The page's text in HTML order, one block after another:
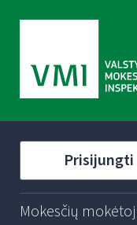
Prisijungti
Mokesčių